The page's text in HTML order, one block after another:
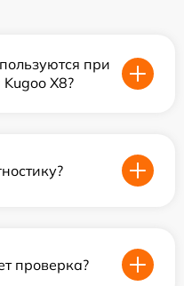
при
X8?
проверка?